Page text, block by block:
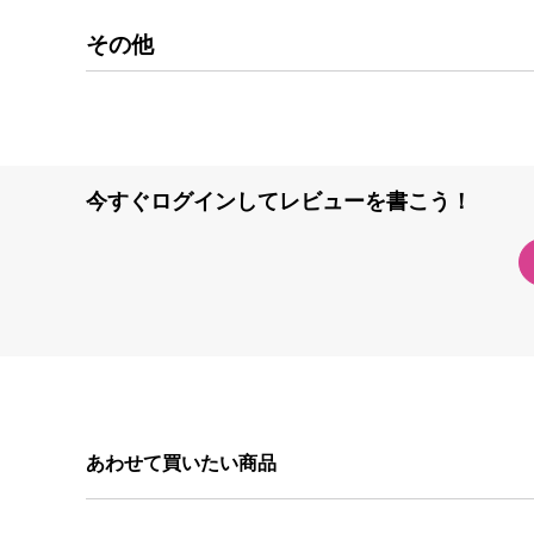
その他
今すぐログインしてレビューを書こう！
あわせて買いたい商品